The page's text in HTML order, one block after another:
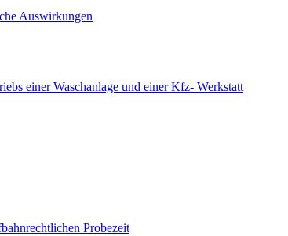
Auswirkungen
einer Waschanlage und einer Kfz- Werkstatt
Probezeit